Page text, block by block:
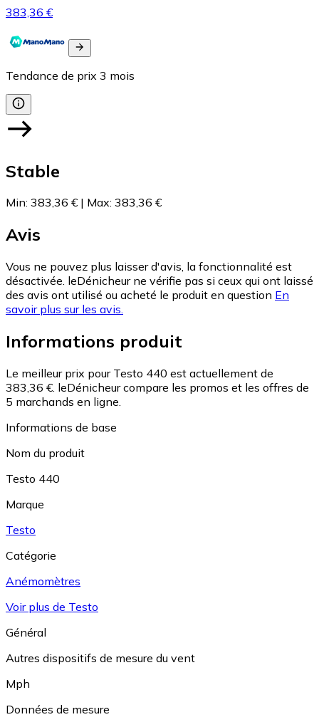
383,36 €
Tendance de prix 3 mois
Stable
Min: 383,36 € | Max: 383,36 €
Avis
Vous ne pouvez plus laisser d'avis, la fonctionnalité est
désactivée. leDénicheur ne vérifie pas si ceux qui ont laissé
des avis ont utilisé ou acheté le produit en question En
savoir plus sur les avis.
Informations produit
Le meilleur prix pour Testo 440 est actuellement de
383,36 €. leDénicheur compare les promos et les offres de
5 marchands en ligne.
Informations de base
Nom du produit
Testo 440
Marque
Testo
Catégorie
Anémomètres
Voir plus de Testo
Général
Autres dispositifs de mesure du vent
Mph
Données de mesure